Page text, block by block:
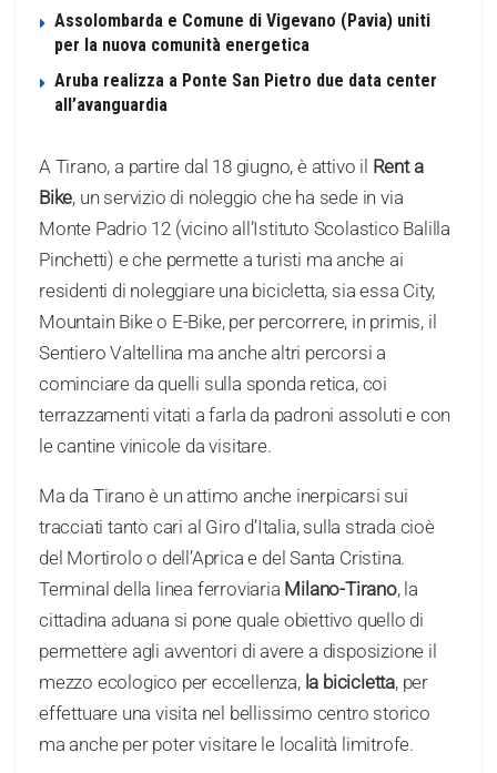
Assolombarda e Comune di Vigevano (Pavia) uniti
per la nuova comunità energetica
Aruba realizza a Ponte San Pietro due data center
all’avanguardia
A Tirano, a partire dal 18 giugno, è attivo il Rent a
Bike, un servizio di noleggio che ha sede in via
Monte Padrio 12 (vicino all’Istituto Scolastico Balilla
Pinchetti) e che permette a turisti ma anche ai
residenti di noleggiare una bicicletta, sia essa City,
Mountain Bike o E-Bike, per percorrere, in primis, il
Sentiero Valtellina ma anche altri percorsi a
cominciare da quelli sulla sponda retica, coi
terrazzamenti vitati a farla da padroni assoluti e con
le cantine vinicole da visitare.
Ma da Tirano è un attimo anche inerpicarsi sui
tracciati tanto cari al Giro d’Italia, sulla strada cioè
del Mortirolo o dell’Aprica e del Santa Cristina.
Terminal della linea ferroviaria Milano-Tirano, la
cittadina aduana si pone quale obiettivo quello di
permettere agli avventori di avere a disposizione il
mezzo ecologico per eccellenza, la bicicletta, per
effettuare una visita nel bellissimo centro storico
ma anche per poter visitare le località limitrofe.